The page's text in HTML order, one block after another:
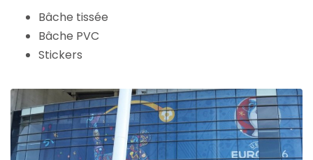
Bâche tissée
Bâche PVC
Stickers